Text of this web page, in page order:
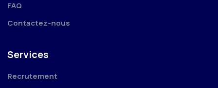
FAQ
Contactez-nous
Services
Recrutement